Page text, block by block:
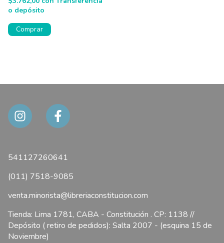
o depósito
Comprar
541127260641
(011) 7518-9085
venta.minorista@libreriaconstitucion.com
Tienda: Lima 1781, CABA - Constitución . CP: 1138 //
Depósito ( retiro de pedidos): Salta 2007 - (esquina 15 de
Noviembre)